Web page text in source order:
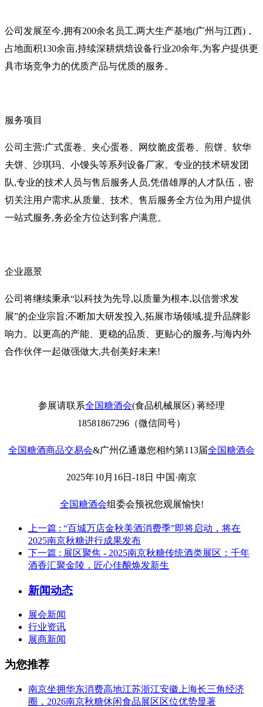
公司发展至今,拥有200余名员工,两大生产基地(广州与江西)，
占地面积130余亩,持续深耕烘焙设备行业20余年,为客户提供更
具市场竞争力的优质产品与优质的服务。
服务项目
公司主营:广式蛋卷、夹心蛋卷、网纹脆皮蛋卷、煎饼、软华
夫饼、沙琪玛、小馒头等系列设备厂家。专业的技术研发团
队,专业的技术人员与售后服务人员,凭借雄厚的人才队伍，密
切关注用户需求,从质量、技术、售后服务全方位为用户提供
一站式服务,务必全方位达到客户满意。
企业愿景
公司将继续秉承“以科技为先导,以质量为根本,以信誉求发
展”的企业宗旨;不断加大研发投入,拓展市场领域,提升品牌影
响力。以更高的产能、更稳的品质、更贴心的服务,与海内外
合作伙伴一起做强做大,共创美好未来!
参展请联系全国糖酒会(食品机械展区) 蒋经理
18581867296（微信同号）
全国糖酒商品交易会&广州亿通邀您相约第113届全国糖酒会
2025年10月16日-18日 中国·南京
全国糖酒会组委会预祝您观展愉快!
上一篇 : “百城万店金秋美酒消费季”即将启动，将在
2025南京秋糖进行成果发布
下一篇 : 展区聚焦 - 2025南京秋糖传统酒类展区：千年
酒香汇聚金陵，匠心佳酿焕发新生
新闻动态
展会新闻
行业资讯
展商新闻
为您推荐
南京坐拥华东消费高地江苏浙江安徽上海长三角经济
圈，2026南京秋糖休闲食品展区区位优势显著